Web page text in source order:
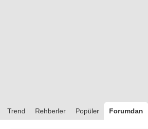
Trend Rehberler Popüler Forumdan